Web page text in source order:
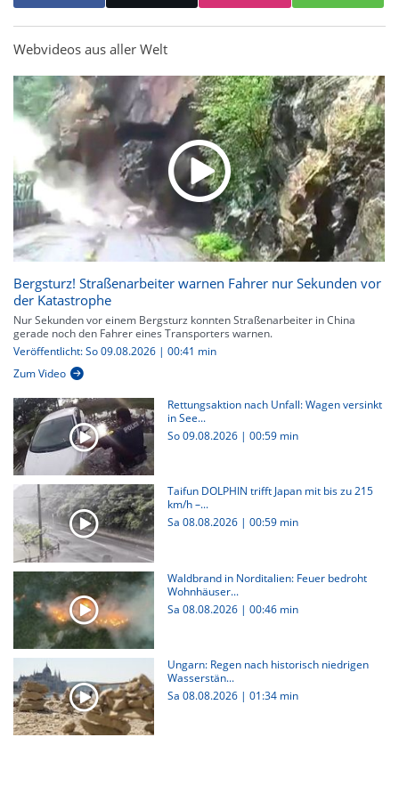
Webvideos aus aller Welt
Bergsturz! Straßenarbeiter warnen Fahrer nur Sekunden vor
der Katastrophe
Nur Sekunden vor einem Bergsturz konnten Straßenarbeiter in China
gerade noch den Fahrer eines Transporters warnen.
Veröffentlicht: So 09.08.2026 | 00:41 min
Zum Video
Rettungsaktion nach Unfall: Wagen versinkt
in See...
So 09.08.2026 | 00:59 min
Taifun DOLPHIN trifft Japan mit bis zu 215
km/h –...
Sa 08.08.2026 | 00:59 min
Waldbrand in Norditalien: Feuer bedroht
Wohnhäuser...
Sa 08.08.2026 | 00:46 min
Ungarn: Regen nach historisch niedrigen
Wasserstän...
Sa 08.08.2026 | 01:34 min